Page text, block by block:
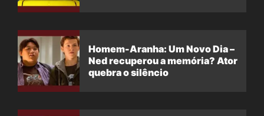
Homem-Aranha: Um Novo Dia –
Ned recuperou a memória? Ator
quebra o silêncio